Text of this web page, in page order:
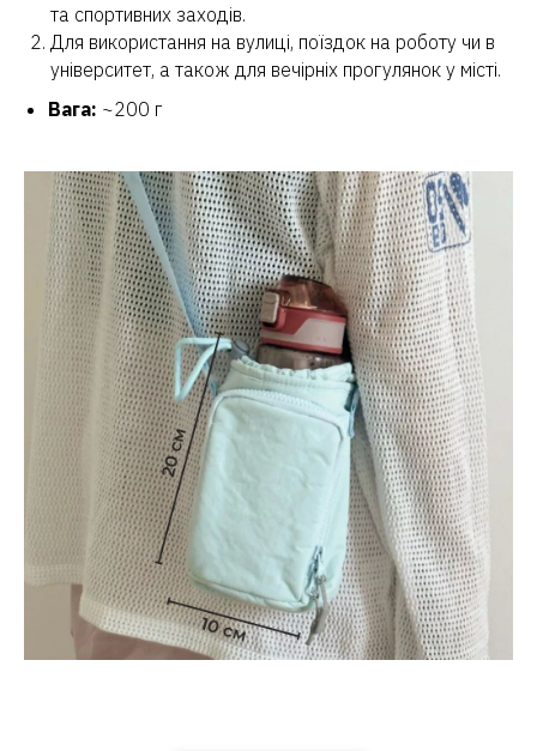
та спортивних заходів.
Для використання на вулиці, поїздок на роботу чи в
університет, а також для вечірніх прогулянок у місті.
Вага: ~200 г